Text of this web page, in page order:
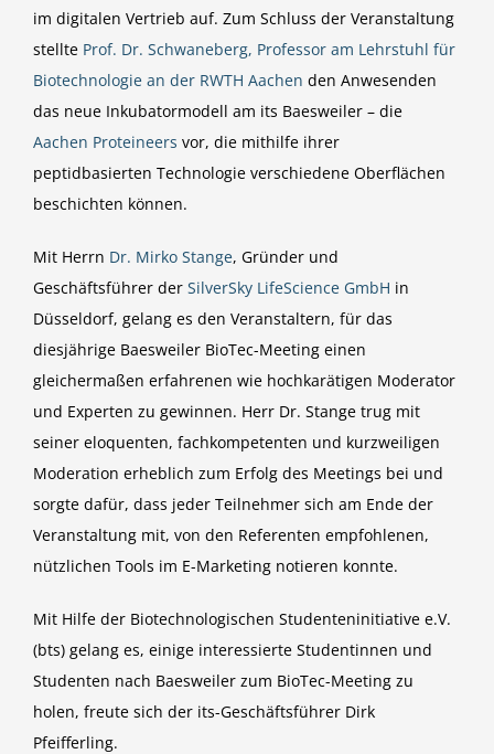
im digitalen Vertrieb auf. Zum Schluss der Veranstaltung
stellte Prof. Dr. Schwaneberg, Professor am Lehrstuhl für
Biotechnologie an der RWTH Aachen den Anwesenden
das neue Inkubatormodell am its Baesweiler – die
Aachen Proteineers vor, die mithilfe ihrer
peptidbasierten Technologie verschiedene Oberflächen
beschichten können.
Mit Herrn Dr. Mirko Stange, Gründer und
Geschäftsführer der SilverSky LifeScience GmbH in
Düsseldorf, gelang es den Veranstaltern, für das
diesjährige Baesweiler BioTec-Meeting einen
gleichermaßen erfahrenen wie hochkarätigen Moderator
und Experten zu gewinnen. Herr Dr. Stange trug mit
seiner eloquenten, fachkompetenten und kurzweiligen
Moderation erheblich zum Erfolg des Meetings bei und
sorgte dafür, dass jeder Teilnehmer sich am Ende der
Veranstaltung mit, von den Referenten empfohlenen,
nützlichen Tools im E-Marketing notieren konnte.
Mit Hilfe der Biotechnologischen Studenteninitiative e.V.
(bts) gelang es, einige interessierte Studentinnen und
Studenten nach Baesweiler zum BioTec-Meeting zu
holen, freute sich der its-Geschäftsführer Dirk
Pfeifferling.